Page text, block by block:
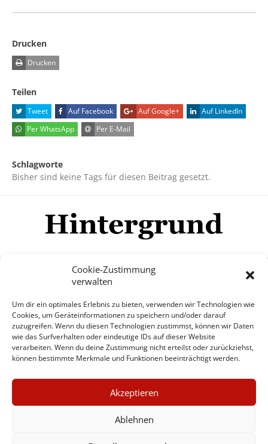
Cookie-Zustimmung
verwalten
Um dir ein optimales Erlebnis zu bieten, verwenden wir Technologien wie
Cookies, um Geräteinformationen zu speichern und/oder darauf
zuzugreifen. Wenn du diesen Technologien zustimmst, können wir Daten
wie das Surfverhalten oder eindeutige IDs auf dieser Website
verarbeiten. Wenn du deine Zustimmung nicht erteilst oder zurückziehst,
können bestimmte Merkmale und Funktionen beeinträchtigt werden.
Akzeptieren
Ablehnen
Drucken
Drucken
Teilen
Tweet Auf Facebook Auf Google+
Auf LinkedIn
Per WhatsApp
Per E-Mail
Schlagworte
Bisher sind keine Tags für diesen Beitrag gesetzt.
Mehr
© Copyright Hintergrund.de, 2015 - 2026
Zum Newsletter jetzt kostenlos
anmelden
erscheint ca. alle 4 Wochen
×